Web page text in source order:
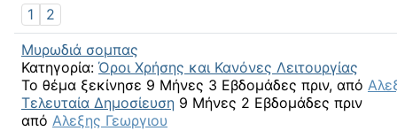
1
2
Μυρωδιά σομπας
Κατηγορία: Όροι Χρήσης και Κανόνες Λειτουργίας
Το θέμα ξεκίνησε 9 Μήνες 3 Εβδομάδες πριν, από
Τελευταία Δημοσίευση 9 Μήνες 2 Εβδομάδες πριν
από Αλεξης Γεωργιου